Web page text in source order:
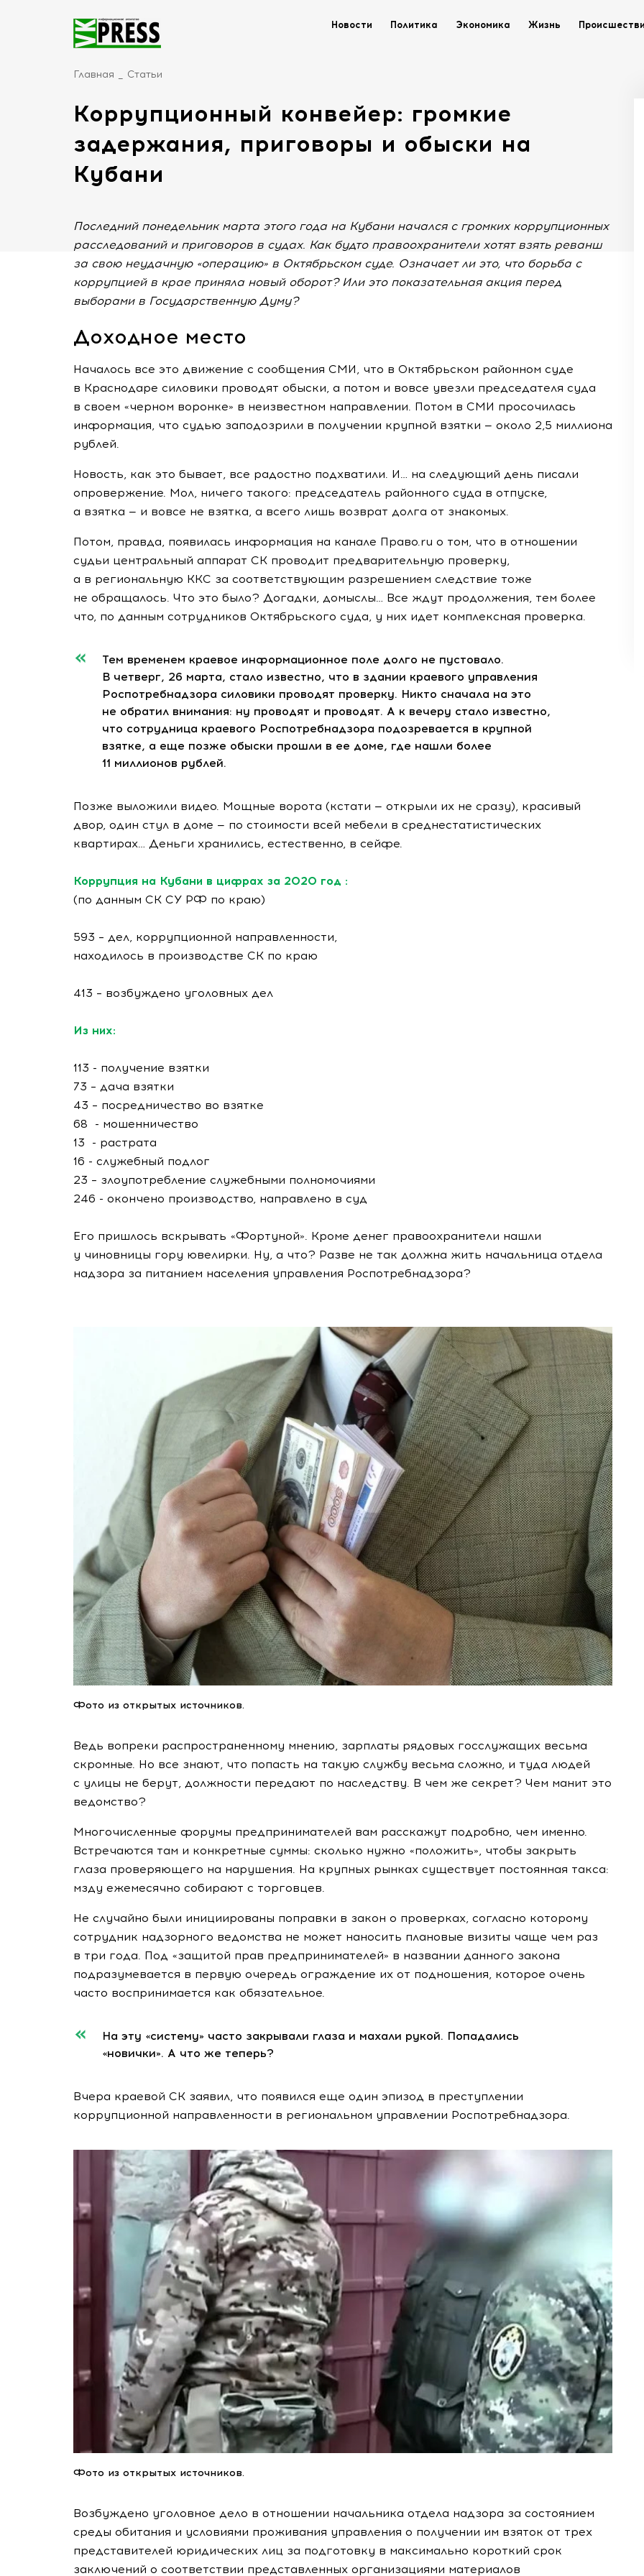
Новости Политика Экономика Жизнь
Главная Статьи
Коррупционный конвейер: громкие
задержания, приговоры и обыски на
Кубани
Последний понедельник марта этого года на Кубани начался с громких коррупционных
расследований и приговоров в судах. Как будто правоохранители хотят взять реванш
за свою неудачную «операцию» в Октябрьском суде. Означает ли это, что борьба с
коррупцией в крае приняла новый оборот? Или это показательная акция перед
выборами в Государственную Думу?
Доходное место
Началось все это движение с сообщения СМИ, что в Октябрьском районном суде
в Краснодаре силовики проводят обыски, а потом и вовсе увезли председателя суда
в своем «черном воронке» в неизвестном направлении. Потом в СМИ просочилась
информация, что судью заподозрили в получении крупной взятки — около 2,5 миллиона
рублей.
Новость, как это бывает, все радостно подхватили. И… на следующий день писали
опровержение. Мол, ничего такого: председатель районного суда в отпуске,
а взятка — и вовсе не взятка, а всего лишь возврат долга от знакомых.
Потом, правда, появилась информация на канале Право.ru о том, что в отношении
судьи центральный аппарат СК проводит предварительную проверку,
а в региональную ККС за соответствующим разрешением следствие тоже
не обращалось. Что это было? Догадки, домыслы… Все ждут продолжения, тем более
что, по данным сотрудников Октябрьского суда, у них идет комплексная проверка.
Тем временем краевое информационное поле долго не пустовало.
В четверг, 26 марта, стало известно, что в здании краевого управления
Роспотребнадзора силовики проводят проверку. Никто сначала на это
не обратил внимания: ну проводят и проводят. А к вечеру стало известно,
что сотрудница краевого Роспотребнадзора подозревается в крупной
взятке, а еще позже обыски прошли в ее доме, где нашли более
11 миллионов рублей.
Позже выложили видео. Мощные ворота (кстати — открыли их не сразу), красивый
двор, один стул в доме — по стоимости всей мебели в среднестатистических
квартирах… Деньги хранились, естественно, в сейфе.
Коррупция на Кубани в цифрах за 2020 год :
(по данным СК СУ РФ по краю)
593 – дел, коррупционной направленности,
находилось в производстве СК по краю
413 – возбуждено уголовных дел
Из них:
113 - получение взятки
73 – дача взятки
43 – посредничество во взятке
68 - мошенничество
13 - растрата
16 - служебный подлог
23 – злоупотребление служебными полномочиями
246 - окончено производство, направлено в суд
Его пришлось вскрывать «Фортуной». Кроме денег правоохранители нашли
у чиновницы гору ювелирки. Ну, а что? Разве не так должна жить начальница отдела
надзора за питанием населения управления Роспотребнадзора?
Фото из открытых источников.
Ведь вопреки распространенному мнению, зарплаты рядовых госслужащих весьма
скромные. Но все знают, что попасть на такую службу весьма сложно, и туда людей
с улицы не берут, должности передают по наследству. В чем же секрет? Чем манит это
ведомство?
Многочисленные форумы предпринимателей вам расскажут подробно, чем именно.
Встречаются там и конкретные суммы: сколько нужно «положить», чтобы закрыть
глаза проверяющего на нарушения. На крупных рынках существует постоянная такса:
мзду ежемесячно собирают с торговцев.
Не случайно были инициированы поправки в закон о проверках, согласно которому
сотрудник надзорного ведомства не может наносить плановые визиты чаще чем раз
в три года. Под «защитой прав предпринимателей» в названии данного закона
подразумевается в первую очередь ограждение их от подношения, которое очень
часто воспринимается как обязательное.
На эту «систему» часто закрывали глаза и махали рукой. Попадались
«новички». А что же теперь?
Вчера краевой СК заявил, что появился еще один эпизод в преступлении
коррупционной направленности в региональном управлении Роспотребнадзора.
Фото из открытых источников.
Возбуждено уголовное дело в отношении начальника отдела надзора за состоянием
среды обитания и условиями проживания управления о получении им взяток от трех
представителей юридических лиц за подготовку в максимально короткий срок
заключений о соответствии представленных организациями материалов